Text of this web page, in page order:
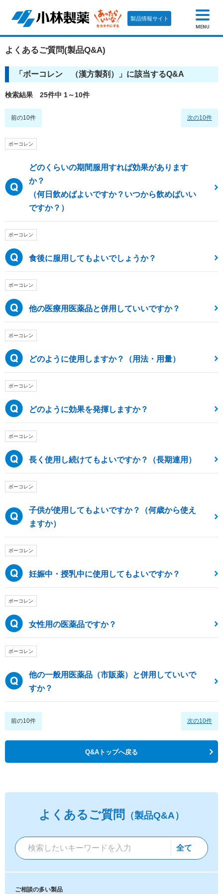
製品情報サイト
MENU
よくあるご質問(製品Q&A)
「 ボーコレン （漢方製剤） 」に該当するQ&A
検索結果 25件中 1～10件
前の10件 次の10件
ボーコレン
どのくらいの期間服用すれば効果があります
か？
（何日飲めばよいですか？いつから飲めばいい
ですか？）
ボーコレン
食後に服用してもよいでしょうか？
ボーコレン
他の医療用医薬品と併用していいですか？
ボーコレン
どのように使用しますか？（用法・用量）
ボーコレン
どのように効果を発揮しますか？
ボーコレン
長く使用し続けてもよいですか？（長期連用）
ボーコレン
子供が使用してもよいですか？（何歳から使え
ますか）
ボーコレン
妊娠中・授乳中に使用してもよいですか？
ボーコレン
女性用の医薬品ですか？
ボーコレン
他の一般用医薬品（市販薬）と併用していいで
すか？
前の10件 次の10件
Q&Aトップへ戻る
よくあるご質問 （製品Q&A）
ご相談の多い製品